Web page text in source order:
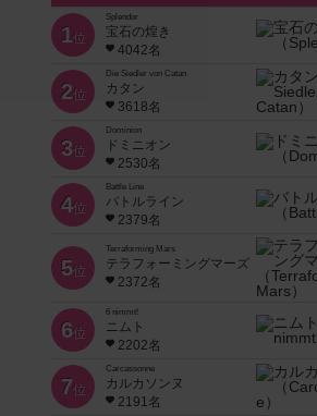
1位
Splendor
宝石の煌き
4042名
2位
Die Siedler von Catan
カタン
3618名
3位
Dominion
ドミニオン
2530名
4位
Battle Line
バトルライン
2379名
5位
Terraforming Mars
テラフォーミングマーズ
2372名
6位
6 nimmt!
ニムト
2202名
7位
Carcassonne
カルカソンヌ
2191名